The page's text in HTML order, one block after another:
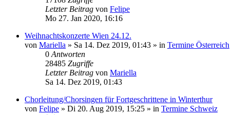
Letzter Beitrag von Felipe
Mo 27. Jan 2020, 16:16
Weihnachtskonzerte Wien 24.12.
von Mariella » Sa 14. Dez 2019, 01:43 » in Termine Österreich
0 Antworten
28485 Zugriffe
Letzter Beitrag von Mariella
Sa 14. Dez 2019, 01:43
Chorleitung/Chorsingen für Fortgeschrittene in Winterthur
von Felipe » Di 20. Aug 2019, 15:25 » in Termine Schweiz